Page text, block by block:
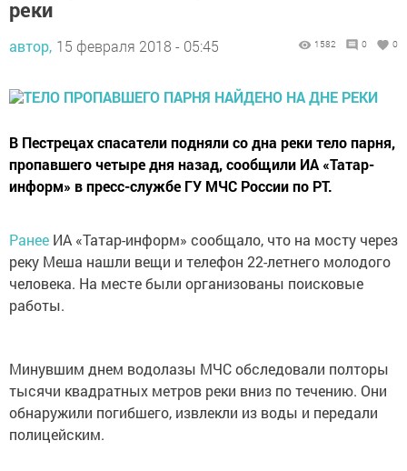
реки
автор, 15 февраля 2018 - 05:45 1582 0 0
В Пестрецах спасатели подняли со дна реки тело парня,
пропавшего четыре дня назад, сообщили ИА «Татар-
информ» в пресс-службе ГУ МЧС России по РТ.
Ранее ИА «Татар-информ» сообщало, что на мосту через
реку Меша нашли вещи и телефон 22-летнего молодого
человека. На месте были организованы поисковые
работы.
Минувшим днем водолазы МЧС обследовали полторы
тысячи квадратных метров реки вниз по течению. Они
обнаружили погибшего, извлекли из воды и передали
полицейским.